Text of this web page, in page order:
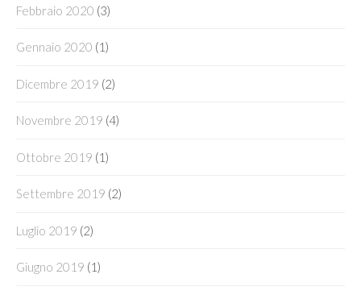
Febbraio 2020 (3)
Gennaio 2020 (1)
Dicembre 2019 (2)
Novembre 2019 (4)
Ottobre 2019 (1)
Settembre 2019 (2)
Luglio 2019 (2)
Giugno 2019 (1)